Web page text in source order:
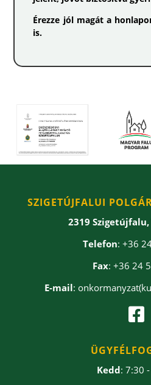
Érezze jól magát a
is.
SZIGETÚJFALUI
2319
Telefon: +36
Fax: +36 24
E-mail:

Kedd: 7:30